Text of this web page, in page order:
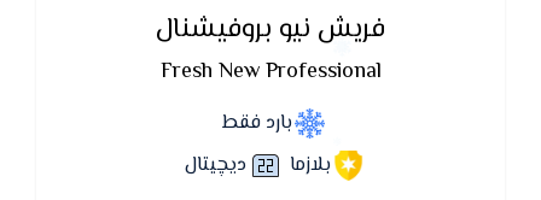
فريش نيو بروفيشنال
Fresh New Professional
بارد فقط
بلازما
ديچيتال